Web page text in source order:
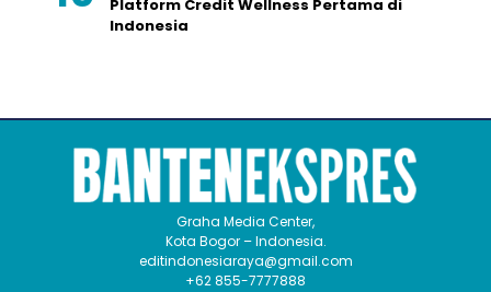
Platform Credit Wellness Pertama di
Indonesia
Graha Media Center,
Kota Bogor – Indonesia.
editindonesiaraya@gmail.com
+62 855-7777888